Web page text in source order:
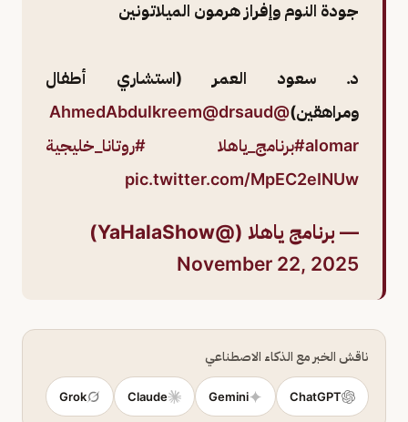
جودة النوم وإفراز هرمون الميلاتونين
د. سعود العمر (استشاري أطفال
ومراهقين)@AhmedAbdulkreem
@drsaud
alomar#برنامج_ياهلا
#روتانا_خليجية
pic.twitter.com/MpEC2eINUw
— برنامج ياهلا (@YaHalaShow)
November 22, 2025
ناقش الخبر مع الذكاء الاصطناعي
ChatGPT
Gemini
Claude
Grok